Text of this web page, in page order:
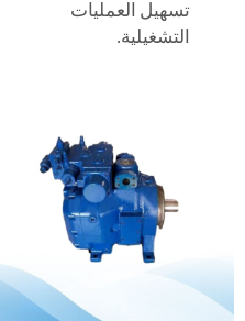
تسهيل العمليات
التشغيلية.